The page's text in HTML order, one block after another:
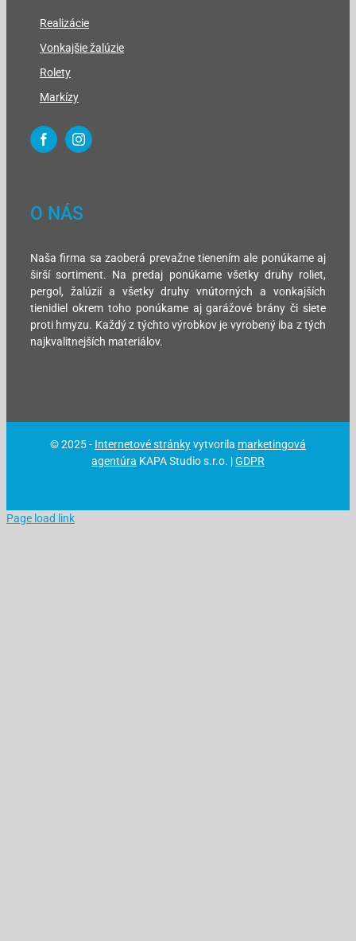
Realizácie
Vonkajšie žalúzie
Rolety
Markízy
O NÁS
Naša firma sa zaoberá prevažne tienením ale ponúkame aj
širší sortiment. Na predaj ponúkame všetky druhy roliet,
pergol, žalúzií a všetky druhy vnútorných a vonkajších
tienidiel okrem toho ponúkame aj garážové brány či siete
proti hmyzu. Každý z týchto výrobkov je vyrobený iba z tých
najkvalitnejších materiálov.
© 2025 - Internetové stránkyvytvorila marketingová
agentúra KAPA Studio s.r.o. |GDPR
Page load link